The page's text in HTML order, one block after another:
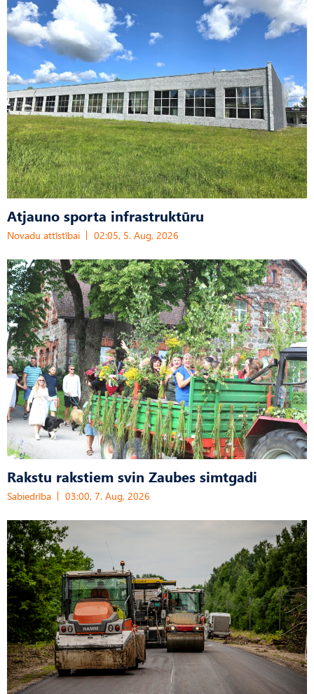
Atjauno sporta infrastruktūru
Novadu attīstībai 02:05, 5. Aug, 2026
Rakstu rakstiem svin Zaubes simtgadi
Sabiedrība 03:00, 7. Aug, 2026